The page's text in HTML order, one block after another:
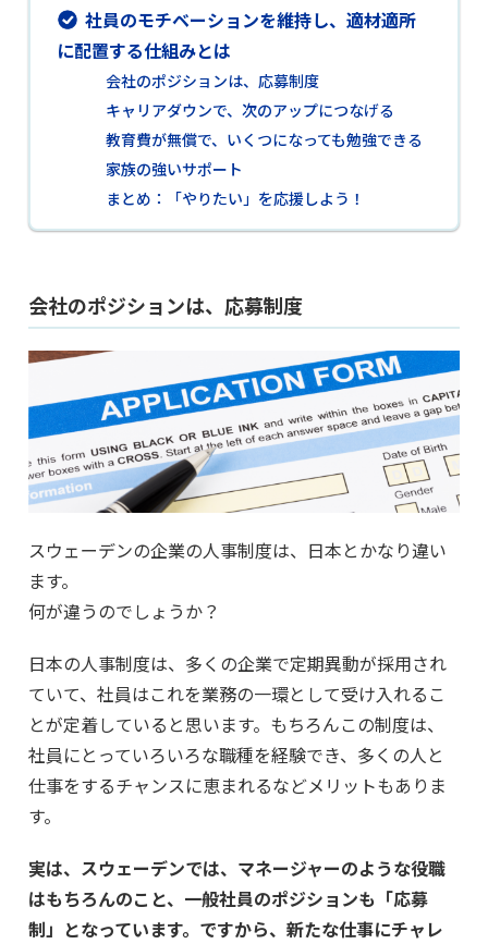
社員のモチベーションを維持し、適材適所
に配置する仕組みとは
会社のポジションは、応募制度
キャリアダウンで、次のアップにつなげる
教育費が無償で、いくつになっても勉強できる
家族の強いサポート
まとめ：「やりたい」を応援しよう！
会社のポジションは、応募制度
スウェーデンの企業の人事制度は、日本とかなり違い
ます。
何が違うのでしょうか？
日本の人事制度は、多くの企業で定期異動が採用され
ていて、社員はこれを業務の一環として受け入れるこ
とが定着していると思います。もちろんこの制度は、
社員にとっていろいろな職種を経験でき、多くの人と
仕事をするチャンスに恵まれるなどメリットもありま
す。
実は、スウェーデンでは、マネージャーのような役職
はもちろんのこと、一般社員のポジションも「応募
制」となっています。ですから、新たな仕事にチャレ